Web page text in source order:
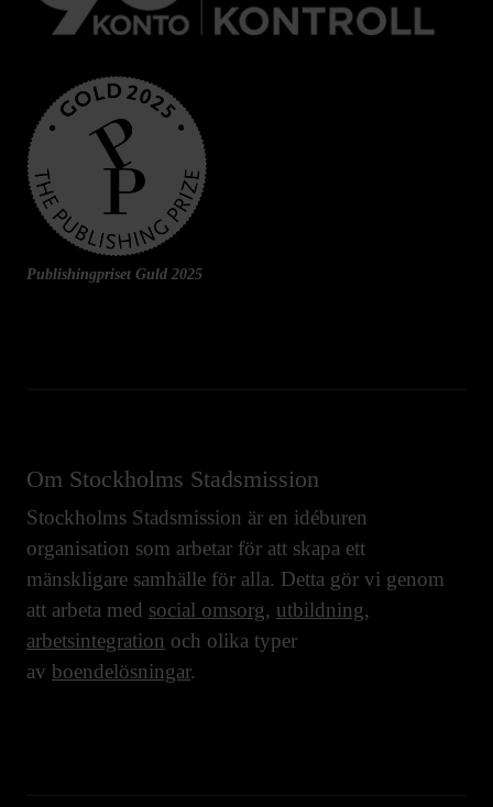
Publishingpriset Guld 2025
Om Stockholms Stadsmission
Stockholms Stadsmission är en idéburen
organisation som arbetar för att skapa ett
mänskligare samhälle för alla. Detta gör vi genom
att arbeta med social omsorg, utbildning,
arbetsintegration och olika typer
av boendelösningar.